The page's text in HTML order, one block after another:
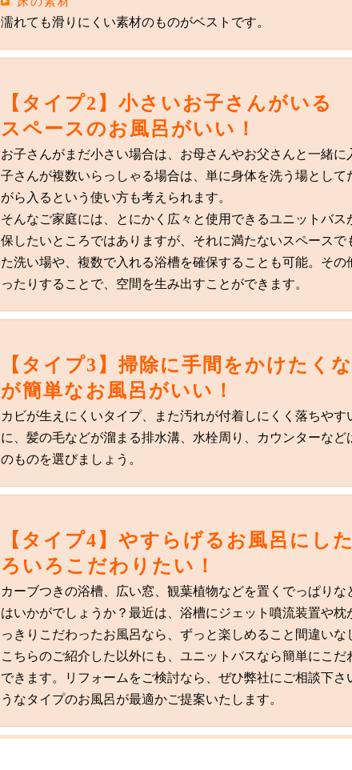
濡れても滑りにくい素材のものがベストです。
【タイプ2】小さいお子さんがい
スペースのお風呂がいい！
お子さんがまだ小さい場合は、お母さんやお父さんと一緒
子さんが複数いらっしゃる場合は、単に身体を洗う場とし
がら入るという使い方も考えられます。
そんなご家庭には、とにかく広々と使用できるユニットバス
保したいところではありますが、それに満たないスペースで
た洗い場や、複数で入れる浴槽を確保することも可能。その
ったりすることで、空間を生み出すことができます。
【タイプ3】掃除に手間をかけた
が簡単なお風呂がいい！
カビが生えにくいタイプ、また汚れが付着しにくく落ちや
に、髪の毛などが溜まる排水溝、水栓周り、カウンターな
のものを選びましょう。
【タイプ4】やすらげるお風呂に
ろいろこだわりたい！
カーブつきの浴槽、広い窓、観葉植物などを置くでっぱり
はいかがでしょうか？最近は、浴槽にジェット噴流装置や
っきりこだわったお風呂なら、ずっと楽しめること間違いな
こちらのご紹介した以外にも、ユニットバスなら簡単にこ
できます。リフォームをご検討なら、ぜひ弊社にご相談下さ
うなタイプのお風呂が最適かご提案いたします。